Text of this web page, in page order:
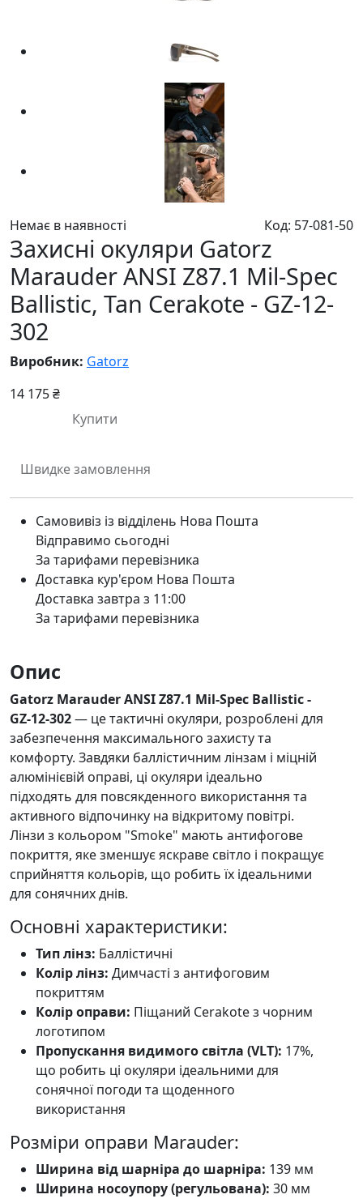
Немає в наявності Код: 57-081-50
Захисні окуляри Gatorz
Marauder ANSI Z87.1 Mil-Spec
Ballistic, Tan Cerakote - GZ-12-
302
Виробник: Gatorz
14 175 ₴
Купити
Швидке замовлення
Самовивіз із відділень Нова Пошта
Відправимо сьогодні
За тарифами перевізника
Доставка кур'єром Нова Пошта
Доставка завтра з 11:00
За тарифами перевізника
Опис
Gatorz Marauder ANSI Z87.1 Mil-Spec Ballistic -
GZ-12-302— це тактичні окуляри, розроблені для
забезпечення максимального захисту та
комфорту. Завдяки баллістичним лінзам і міцній
алюмінієвій оправі, ці окуляри ідеально
підходять для повсякденного використання та
активного відпочинку на відкритому повітрі.
Лінзи з кольором "Smoke" мають антифогове
покриття, яке зменшує яскраве світло і покращує
сприйняття кольорів, що робить їх ідеальними
для сонячних днів.
Основні характеристики:
Тип лінз: Баллістичні
Колір лінз: Димчасті з антифоговим
покриттям
Колір оправи: Піщаний Cerakote з чорним
логотипом
Пропускання видимого світла (VLT): 17%,
що робить ці окуляри ідеальними для
сонячної погоди та щоденного
використання
Розміри оправи Marauder:
Ширина від шарніра до шарніра: 139 мм
Ширина носоупору (регульована): 30 мм